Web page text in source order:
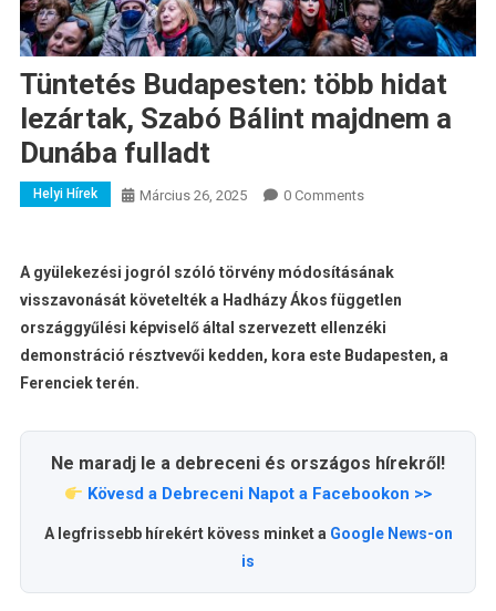
Tüntetés Budapesten: több hidat
lezártak, Szabó Bálint majdnem a
Dunába fulladt
Helyi Hírek Március 26, 2025 0 Comments
A gyülekezési jogról szóló törvény módosításának
visszavonását követelték a Hadházy Ákos független
országgyűlési képviselő által szervezett ellenzéki
demonstráció résztvevői kedden, kora este Budapesten, a
Ferenciek terén.
Ne maradj le a debreceni és országos hírekről!
Kövesd a Debreceni Napot a Facebookon >>
A legfrissebb hírekért kövess minket a Google News-on
is